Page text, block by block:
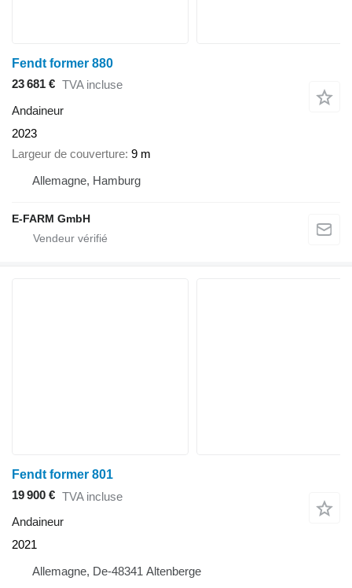
Fendt former 880
23 681 € TVA incluse
Andaineur
2023
Largeur de couverture 9 m
Allemagne, Hamburg
E-FARM GmbH
Fendt former 801
19 900 € TVA incluse
Andaineur
2021
Allemagne, De-48341 Altenberge